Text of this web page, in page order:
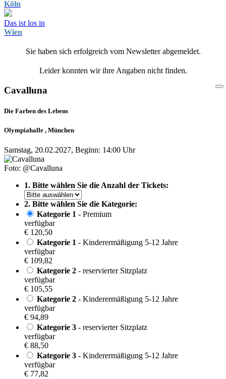
Köln
Das ist los in
Wien
Sie haben sich erfolgreich vom Newsletter abgemeldet.
Leider konnten wir ihre Angaben nicht finden.
Cavalluna
Die Farben des Lebens
Olympiahalle , München
Samstag, 20.02.2027, Beginn: 14:00 Uhr
Foto: @Cavalluna
1. Bitte wählen Sie die Anzahl der Tickets:
2. Bitte wählen Sie die Kategorie:
Kategorie 1 - Premium
verfügbar
€ 120,50
Kategorie 1 - Kinderermäßigung 5-12 Jahre
verfügbar
€ 109,82
Kategorie 2 - reservierter Sitzplatz
verfügbar
€ 105,55
Kategorie 2 - Kinderermäßigung 5-12 Jahre
verfügbar
€ 94,89
Kategorie 3 - reservierter Sitzplatz
verfügbar
€ 88,50
Kategorie 3 - Kinderermäßigung 5-12 Jahre
verfügbar
€ 77,82